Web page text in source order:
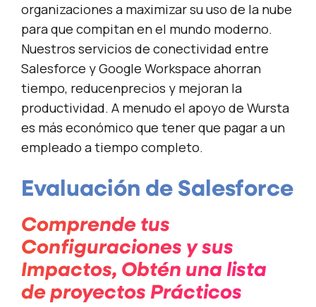
organizaciones a maximizar su uso de la nube
para que compitan en el mundo moderno.
Nuestros servicios de conectividad entre
Salesforce y Google Workspace ahorran
tiempo, reducenprecios y mejoran la
productividad. A menudo el apoyo de Wursta
es más económico que tener que pagar a un
empleado a tiempo completo.
Evaluación de Salesforce
Comprende tus
Configuraciones y sus
Impactos, Obtén una lista
de proyectos Prácticos